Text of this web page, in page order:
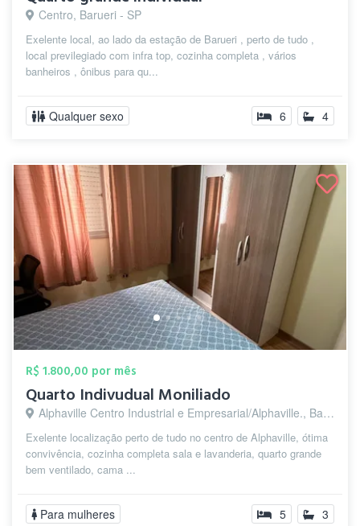
Centro, Barueri - SP
Exelente local, ao lado da estação de Barueri , perto de tudo ,
local previlegiado com infra top, cozinha completa , vários
banheiros , ônibus para qu...
Qualquer sexo 6 4
R$ 1.800,00 por mês
Quarto Indivudual Moniliado
Alphaville Centro Industrial e Empresarial/Alphaville., Barueri - SP
Exelente localização perto de tudo no centro de Alphaville, ótima
convivência, cozinha completa sala e lavanderia, quarto grande
bem ventilado, cama ...
Para mulheres 5 3